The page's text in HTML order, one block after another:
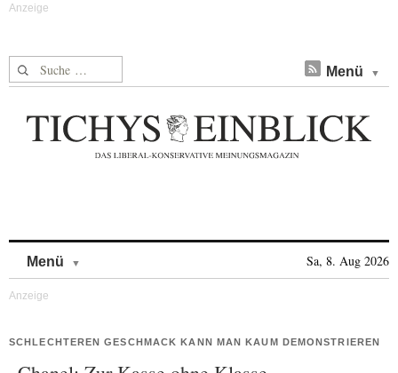
Suche nach: Menü
Menü Sa, 8. Aug 2026
SCHLECHTEREN GESCHMACK KANN MAN KAUM DEMONSTRIEREN